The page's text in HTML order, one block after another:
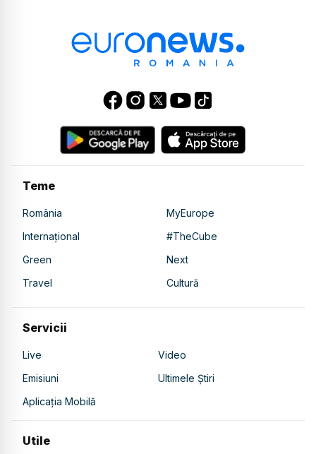
Teme
România
MyEurope
Internațional
#TheCube
Green
Next
Travel
Cultură
Servicii
Live
Video
Emisiuni
Ultimele Știri
Aplicația Mobilă
Utile